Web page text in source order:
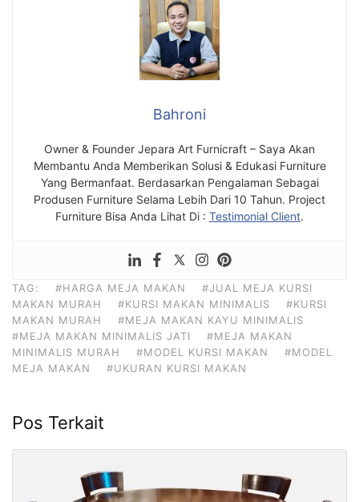
Bahroni
Owner & Founder Jepara Art Furnicraft – Saya Akan
Membantu Anda Memberikan Solusi & Edukasi Furniture
Yang Bermanfaat. Berdasarkan Pengalaman Sebagai
Produsen Furniture Selama Lebih Dari 10 Tahun. Project
Furniture Bisa Anda Lihat Di : Testimonial Client.
TAG: #HARGA MEJA MAKAN
#JUAL MEJA KURSI
MAKAN MURAH
#KURSI MAKAN MINIMALIS
#KURSI
MAKAN MURAH
#MEJA MAKAN KAYU MINIMALIS
#MEJA MAKAN MINIMALIS JATI
#MEJA MAKAN
MINIMALIS MURAH
#MODEL KURSI MAKAN
#MODEL
MEJA MAKAN
#UKURAN KURSI MAKAN
Pos Terkait